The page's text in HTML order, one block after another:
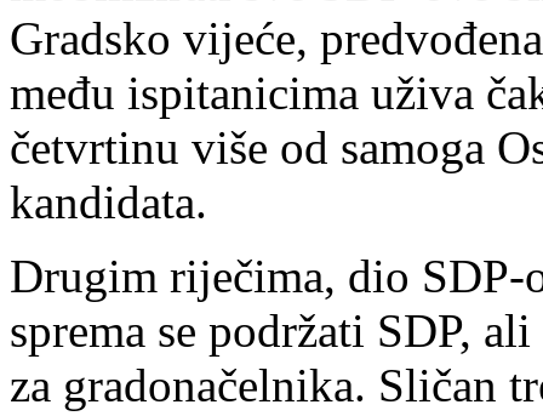
Gradsko vijeće,
među ispitanicima uživa
četvrtinu više od samoga
kandidata.
Drugim riječima, dio
sprema se podržati SDP,
za gradonačelnika. Sličan